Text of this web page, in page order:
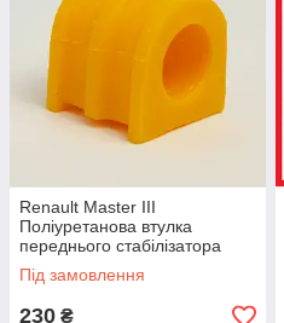
Renault Master III
Поліуретанова втулка
переднього стабілізатора
Гарантія 12 міс! OEM 54 61
312 53R
Під замовлення
230 ₴